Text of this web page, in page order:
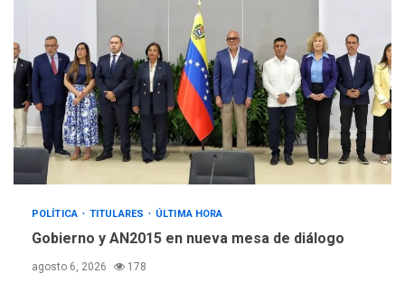
POLÍTICA TITULARES ÚLTIMA HORA
Gobierno y AN2015 en nueva mesa de diálogo
agosto 6, 2026 178